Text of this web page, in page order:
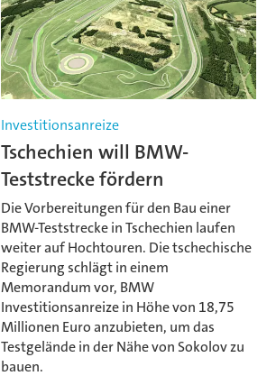
Investitionsanreize
Tschechien will BMW-
Teststrecke fördern
Die Vorbereitungen für den Bau einer
BMW-Teststrecke in Tschechien laufen
weiter auf Hochtouren. Die tschechische
Regierung schlägt in einem
Memorandum vor, BMW
Investitionsanreize in Höhe von 18,75
Millionen Euro anzubieten, um das
Testgelände in der Nähe von Sokolov zu
bauen.